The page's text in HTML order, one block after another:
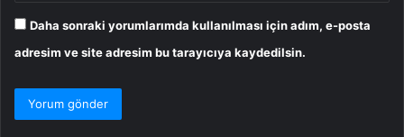
Daha sonraki yorumlarımda kullanılması için adım, e-posta
adresim ve site adresim bu tarayıcıya kaydedilsin.